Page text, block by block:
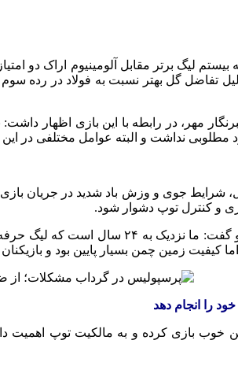
با ۳۸ امتیاز و تنها به دلیل تفاضل گل بهتر
مهر، در رابطه با این بازی اظهار داشت:
مطلوبی نداشت و البته عوامل مختلفی در
شرایط جوی و وزش باد شدید در جریان
و کنترل توپ دشوار شود.
انتظاری در ادامه به کیفیت زمین
کیفیت زمین چمن بسیار پایین بود و
را انجام دهد
بازی کرده و به مالکیت توپ اهمیت